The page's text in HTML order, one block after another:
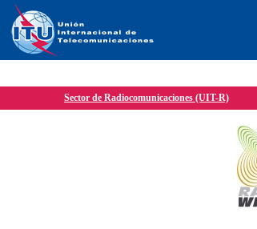
Sector de Radiocomunicaciones (UIT-R)